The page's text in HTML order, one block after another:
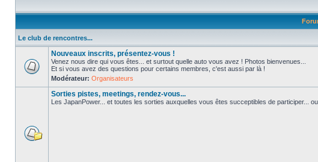
Le club de rencontres...
Nouveaux inscrits, présentez-vous !
Venez nous dire qui vous êtes... et surtout quelle auto vous avez ! Photos bienvenues...
Et si vous avez des questions pour certains membres, c'est aussi par là !
Modérateur: Organisateurs
Sorties pistes, meetings, rendez-vous...
Les JapanPower... et toutes les sorties auxquelles vous êtes succeptibles de participer...